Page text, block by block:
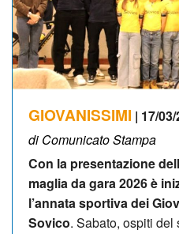
GIOVANISSIMI | 17/
di Comunicato Stampa
Con la presentazione
maglia da gara 2026 è
l’annata sportiva dei
Sovico. Sabato, ospiti del